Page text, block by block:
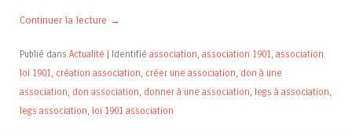
Continuer la lecture →
Publié dans Actualité | Identifié association association 1901 association
loi 1901
création association créer une association don à une
association don association donner à une association legs à association
legs association loi 1901 association